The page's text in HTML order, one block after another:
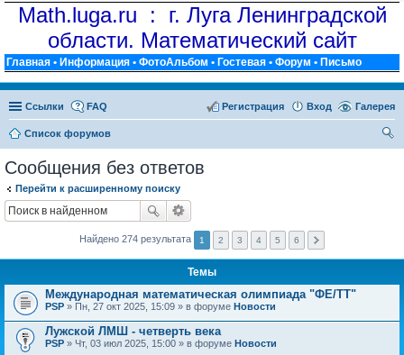
Math.luga.ru : г. Луга Ленинградской
области. Математический сайт
Главная • Информация • ФотоАльбом • Гостевая • Форум • Письмо
Ссылки Галерея
FAQ Вход
Регистрация
Список форумов
Сообщения без ответов
Перейти к расширенному поиску
Найдено 274 результата 1 2 3 4 5 6
Темы
Международная математическая олимпиада "ФЕ/ТТ"
PSP » Пн, 27 окт 2025, 15:09 » в форуме Новости
Лужской ЛМШ - четверть века
PSP » Чт, 03 июл 2025, 15:00 » в форуме Новости